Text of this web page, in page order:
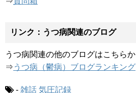
リンク：うつ病関連のブログ
うつ病関連の他のブログはこちらか
⇒ うつ病（鬱病）ブログランキング
- 雑話 気圧記録